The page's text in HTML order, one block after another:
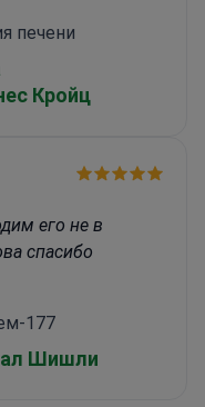
печени
Кройц
его не в
спасибо
177
Шишли